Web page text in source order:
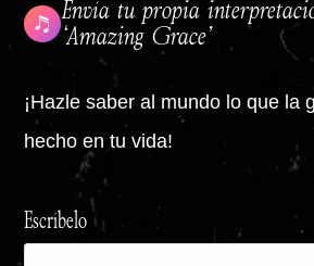
Envía tu propia
‘Amazing Grace’
¡Hazle saber al mundo lo que la
hecho en tu vida!
Escríbelo